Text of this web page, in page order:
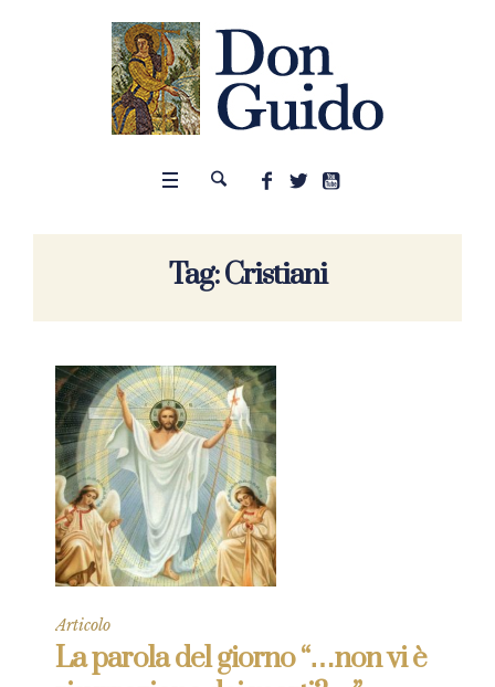
Tag:Cristiani
Articolo
La parola del giorno “…non vi è